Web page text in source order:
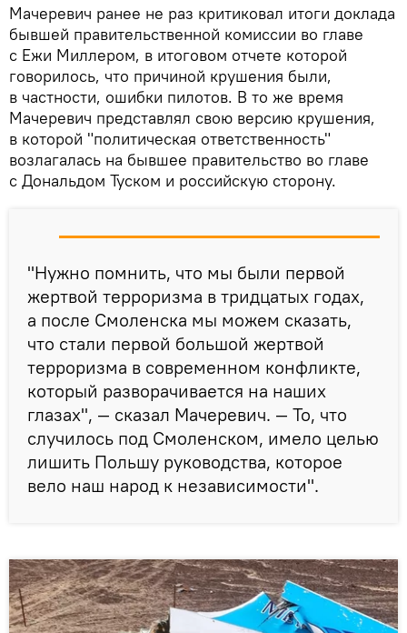
Мачеревич ранее не раз критиковал итоги доклада
бывшей правительственной комиссии во главе
с Ежи Миллером, в итоговом отчете которой
говорилось, что причиной крушения были,
в частности, ошибки пилотов. В то же время
Мачеревич представлял свою версию крушения,
в которой "политическая ответственность"
возлагалась на бывшее правительство во главе
с Дональдом Туском и российскую сторону.
"Нужно помнить, что мы были первой
жертвой терроризма в тридцатых годах,
а после Смоленска мы можем сказать,
что стали первой большой жертвой
терроризма в современном конфликте,
который разворачивается на наших
глазах", — сказал Мачеревич. — То, что
случилось под Смоленском, имело целью
лишить Польшу руководства, которое
вело наш народ к независимости".